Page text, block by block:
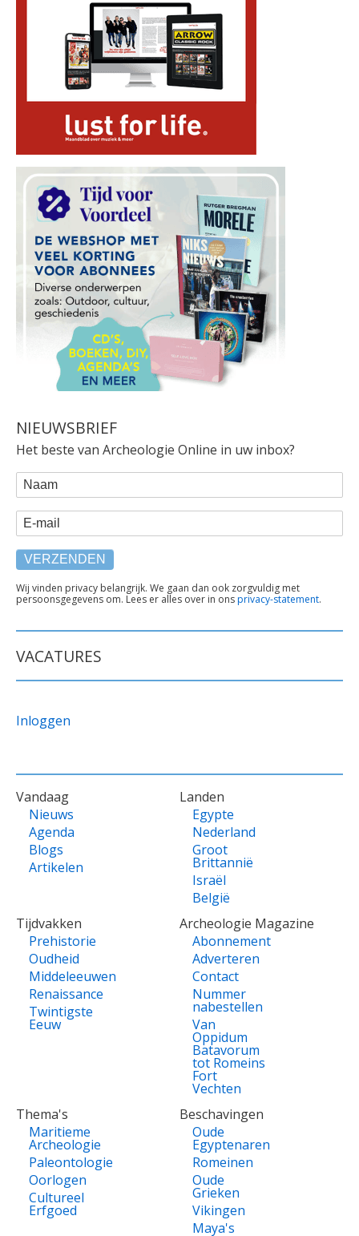
NIEUWSBRIEF
Het beste van Archeologie Online in uw inbox?
WEBFORM
Naam
E-mail
TEKST
ONDER
Wij vinden privacy belangrijk. We gaan dan ook zorgvuldig met
persoonsgegevens om. Lees er alles over in onsprivacy-statement.
VACATURES
Inloggen
VOET
Vandaag
Nieuws
Agenda
Blogs
Artikelen
Landen
Egypte
Nederland
Groot
Brittannië
Israël
België
Tijdvakken
Prehistorie
Oudheid
Middeleeuwen
Renaissance
Twintigste
Eeuw
Archeologie Magazine
Abonnement
Adverteren
Contact
Nummer
nabestellen
Van
Oppidum
Batavorum
tot Romeins
Fort
Vechten
Thema's
Maritieme
Archeologie
Paleontologie
Oorlogen
Cultureel
Erfgoed
Beschavingen
Oude
Egyptenaren
Romeinen
Oude
Grieken
Vikingen
Maya's